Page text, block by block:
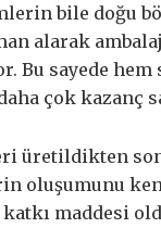
bile doğu
alarak
Bu sayede hem
çok kazanç
üretildikten
oluşumunu
maddesi